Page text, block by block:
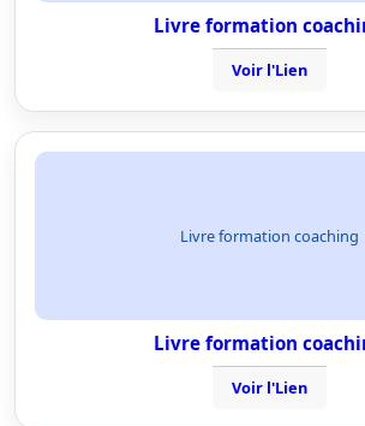
Livre formation
Voir l'Lien
Livre formation coaching
Livre formation
Voir l'Lien